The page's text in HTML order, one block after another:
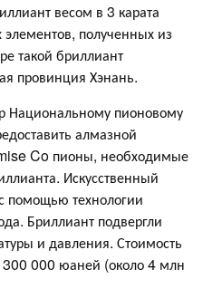
весом в 3 карата
полученных из
такой бриллиант
провинция Хэнань.
Национальному пионовому
алмазной
Co пионы, необходимые
Искусственный
помощью технологии
Бриллиант подвергли
и давления. Стоимость
300 000 юаней (около 4 млн